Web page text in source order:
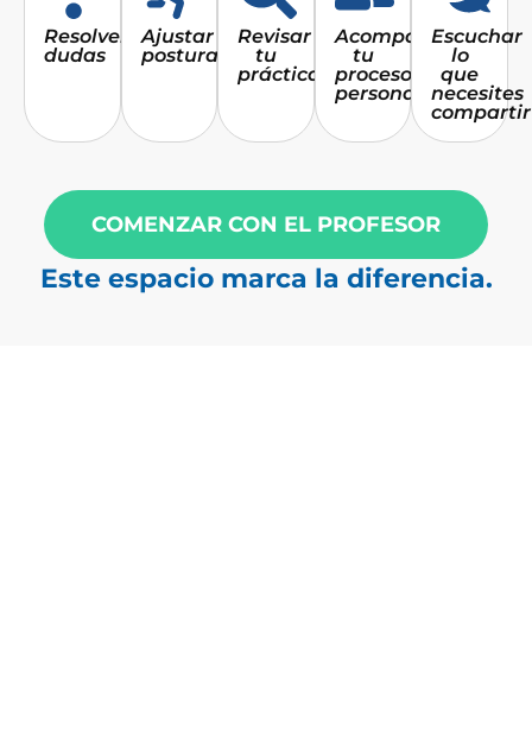
Resolver
dudas
Ajustar
posturas
Revisar
tu
práctica
Acompañar
tu
proceso
personal
Escuchar
lo
que
necesites
compartir
COMENZAR CON EL PROFESOR
Este espacio marca la diferencia.